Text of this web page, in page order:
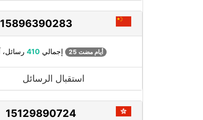
15896390283
إجمالي 410 25 أيام مضت
استقبال الرسائل
15129890724